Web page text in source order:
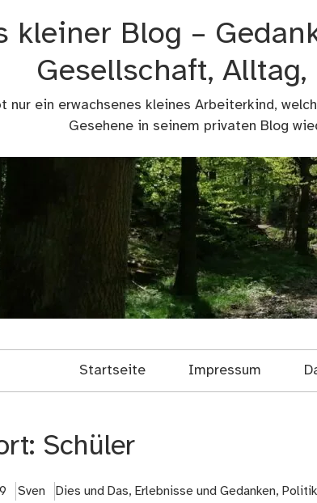
kleiner Blog –
Gesellschaft,
nur ein erwachsenes kleines Arbeiterkind,
Gesehene in seinem privaten Blog
Startseite Impressum
Schüler
Sven Dies und Das, Erlebnisse und Gedanken, Politik